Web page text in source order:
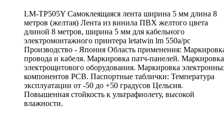
LM-TP505Y Самоклеящаяся лента ширина 5 мм длина 8
метров (желтая) Лента из винила ПВХ желтого цвета
длиной 8 метров, ширина 5 мм для кабельного
электромонтажного принтера letatwin lm 550a/pc
Производство - Япония Область применения:
провода и кабеля. Маркировка патч-панелей. Маркировка
электрощитового оборудования. Маркировка
компонентов РСВ. Паспортные таблички: Температура
эксплуатации от -50 до +50 градусов Цельсия.
Повышенная стойкость к ультрафиолету, высокой
влажности.